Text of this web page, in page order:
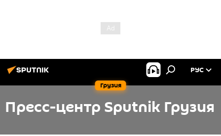
Грузия
РУС
Пресс-центр Sputnik Грузия